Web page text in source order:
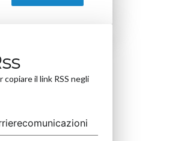
il link RSS negli